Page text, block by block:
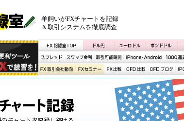
羊飼いがFXチャートを記録
＆取引システムを徹底調査